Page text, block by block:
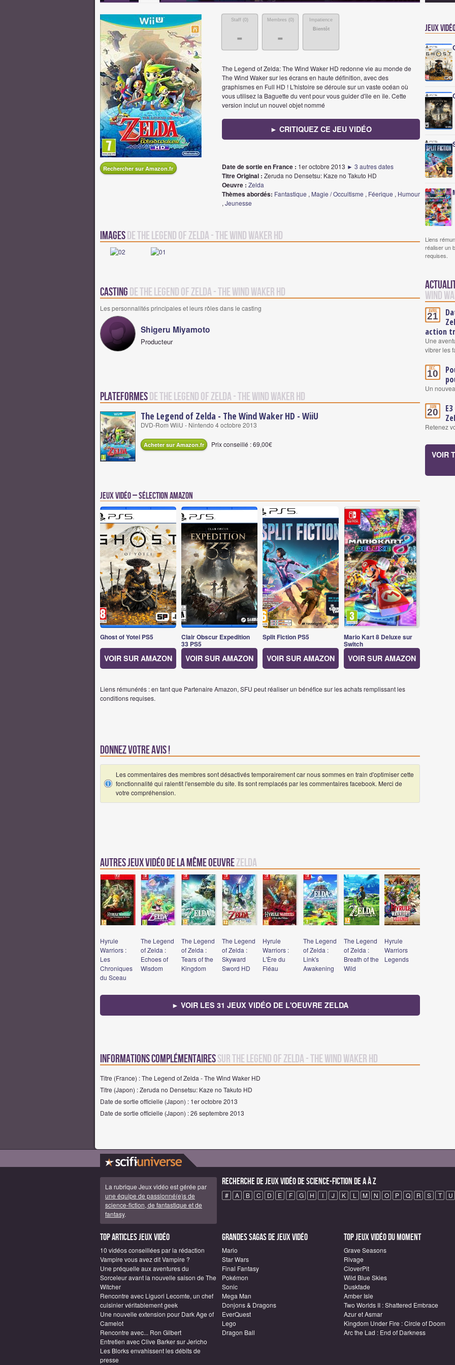
Staff (0)
-
Membres (0)
-
Impatience
Bientôt
The Legend of Zelda: The Wind Waker HD redonne vie au monde de
The Wind Waker sur les écrans en haute définition, avec des
graphismes en Full HD ! L'histoire se déroule sur un vaste océan où
vous utilisez la Baguette du vent pour vous guider d'île en île. Cette
version inclut un nouvel objet nommé
► CRITIQUEZ CE JEU VIDÉO
Rechercher sur Amazon.fr Date de sortie en France : 1er octobre 2013 ► 3 autres dates
Titre Original : Zeruda no Densetsu: Kaze no Takuto HD
Oeuvre : Zelda
Thèmes abordés: Fantastique , Magie / Occultisme , Féerique , Humour
, Jeunesse
Imagesde The Legend of Zelda - The Wind Waker HD
Casting de The Legend of Zelda - The Wind Waker HD
Les personnalités principales et leurs rôles dans le casting
Shigeru Miyamoto
Producteur
Plateformesde The Legend of Zelda - The Wind Waker HD
The Legend of Zelda - The Wind Waker HD - WiiU
DVD-Rom WiiU - Nintendo 4 octobre 2013
Acheter sur Amazon.fr Prix conseillé : 69,00€
Jeux vidéo – Sélection Amazon
Ghost of Yotei PS5
VOIR SUR AMAZON
Clair Obscur Expedition
33 PS5
VOIR SUR AMAZON
Split Fiction PS5
VOIR SUR AMAZON
Mario Kart 8 Deluxe sur
Switch
VOIR SUR AMAZON
Liens rémunérés : en tant que Partenaire Amazon, SFU peut réaliser un bénéfice sur les achats remplissant les
conditions requises.
Donnez votre avis !
Les commentaires des membres sont désactivés temporairement car nous sommes en train d'optimiser cette
fonctionnalité qui ralentit l'ensemble du site. Ils sont remplacés par les commentaires facebook. Merci de
votre compréhension.
Autres jeux vidéo de la même oeuvreZelda
Hyrule
Warriors :
Les
Chroniques
du Sceau
The Legend
of Zelda :
Echoes of
Wisdom
The Legend
of Zelda :
Tears of the
Kingdom
The Legend
of Zelda :
Skyward
Sword HD
Hyrule
Warriors :
L'Ère du
Fléau
The Legend
of Zelda :
Link's
Awakening
The Legend
of Zelda :
Breath of the
Wild
Hyrule
Warriors
Legends
► VOIR LES 31 JEUX VIDÉO DE L'OEUVRE ZELDA
Informations complémentairessur The Legend of Zelda - The Wind Waker HD
Titre (France) : The Legend of Zelda - The Wind Waker HD
Titre (Japon) : Zeruda no Densetsu: Kaze no Takuto HD
Date de sortie officielle (Japon) : 1er octobre 2013
Date de sortie officielle (Japon) : 26 septembre 2013
Jeux
Liens
réaliser un
requises.
Wind
Avril
21
action
Une
vibrer les
Déc.
10
Un
Juin
20
Retenez
VOIR
La rubrique Jeux vidéo est gérée par
une équipe de passionné(e)s de
science-fiction, de fantastique et de
fantasy.
Recherche de Jeux vidéo de science-fiction de A à Z
# A B C D E F G H I J K L M N O P Q R S T U
Top articles Jeux vidéo
10 vidéos conseillées par la rédaction
Vampire vous avez dit Vampire ?
Une préquelle aux aventures du
Sorceleur avant la nouvelle saison de The
Witcher
Rencontre avec Liguori Lecomte, un chef
cuisinier véritablement geek
Une nouvelle extension pour Dark Age of
Camelot
Rencontre avec... Ron Gilbert
Entretien avec Clive Barker sur Jericho
Les Blorks envahissent les débits de
presse
Grandes sagas de Jeux vidéo
Mario
Star Wars
Final Fantasy
Pokémon
Sonic
Mega Man
Donjons & Dragons
EverQuest
Lego
Dragon Ball
Top Jeux vidéo du moment
Grave Seasons
Rivage
CloverPit
Wild Blue Skies
Duskfade
Amber Isle
Two Worlds II : Shattered Embrace
Azur et Asmar
Kingdom Under Fire : Circle of Doom
Arc the Lad : End of Darkness